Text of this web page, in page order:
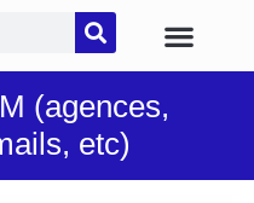
(agences,
etc)